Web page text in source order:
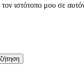
ιστότοπο μου σε